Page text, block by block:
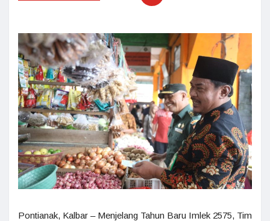
Pontianak, Kalbar – Menjelang Tahun Baru Imlek 2575, Tim